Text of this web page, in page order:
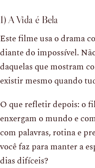
1) A Vida é Bela
Este filme usa o drama
diante do impossível.
daquelas que mostram
existir mesmo quando
O que refletir depois: o
enxergam o mundo e
com palavras, rotina e
você faz para manter a
dias difíceis?